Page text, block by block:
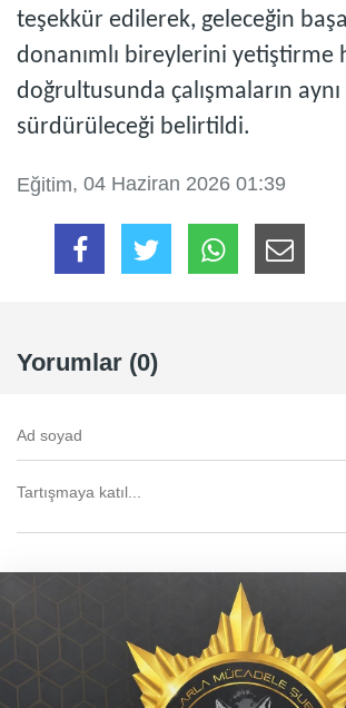
teşekkür edilerek, geleceğin
donanımlı bireylerini yetiştirme
doğrultusunda çalışmaların aynı
sürdürüleceği belirtildi.
Eğitim, 04 Haziran 2026 01:39
Yorumlar (0)